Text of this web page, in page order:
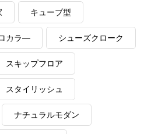
キューブ型
カラ― シューズクローク
スキップフロア
スタイリッシュ
ナチュラルモダン